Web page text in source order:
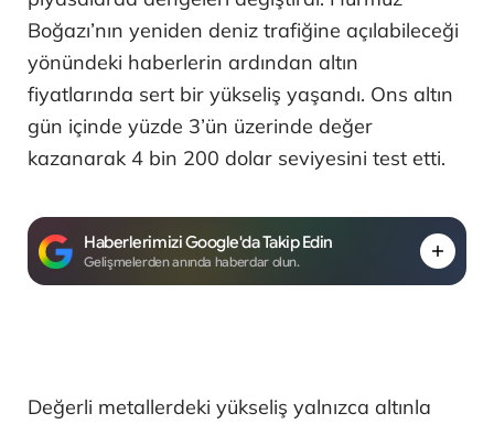
Boğazı’nın yeniden deniz trafiğine açılabileceği
yönündeki haberlerin ardından altın
fiyatlarında sert bir yükseliş yaşandı. Ons altın
gün içinde yüzde 3’ün üzerinde değer
kazanarak 4 bin 200 dolar seviyesini test etti.
Haberlerimizi Google'da Takip Edin
Gelişmelerden anında haberdar olun.
Değerli metallerdeki yükseliş yalnızca altınla